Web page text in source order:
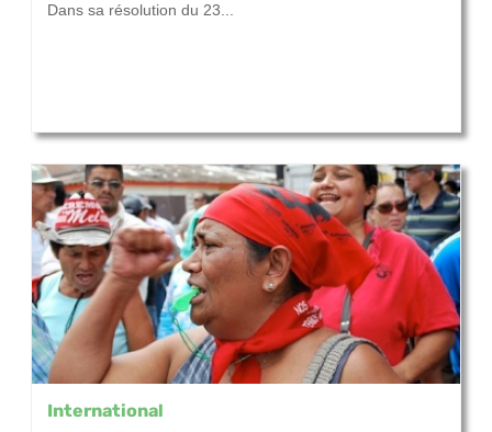
Dans sa résolution du 23...
International